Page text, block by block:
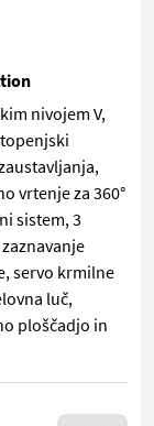
nivojem V,
vrtenje za 360°
sistem, 3
servo krmilne
luč,
ploščadjo in
nivojem V,